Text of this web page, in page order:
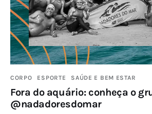
CORPO ESPORTE SAÚDE E BEM ESTAR
Fora do aquário: conheça o
@nadadoresdomar